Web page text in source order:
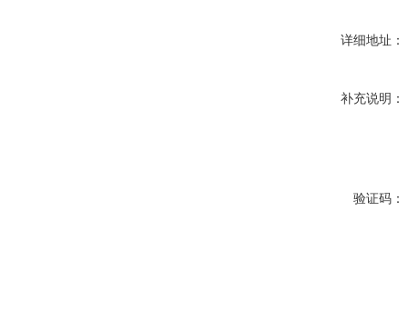
详细地址：
补充说明：
验证码：